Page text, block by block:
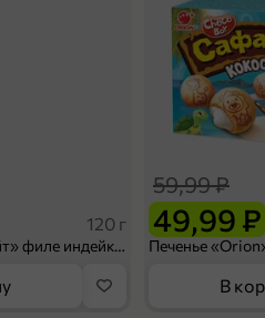
120 г
Ветчина «ИНДИлайт» филе индейки Мраморное, в нарезке, 120 г
49,99 ₽
59,99 ₽
В